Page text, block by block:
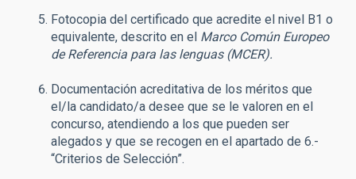
Fotocopia del certificado que acredite el nivel B1 o
equivalente, descrito en el Marco Común Europeo
de Referencia para las lenguas (MCER).
Documentación acreditativa de los méritos que
el/la candidato/a desee que se le valoren en el
concurso, atendiendo a los que pueden ser
alegados y que se recogen en el apartado de 6.-
“Criterios de Selección”.